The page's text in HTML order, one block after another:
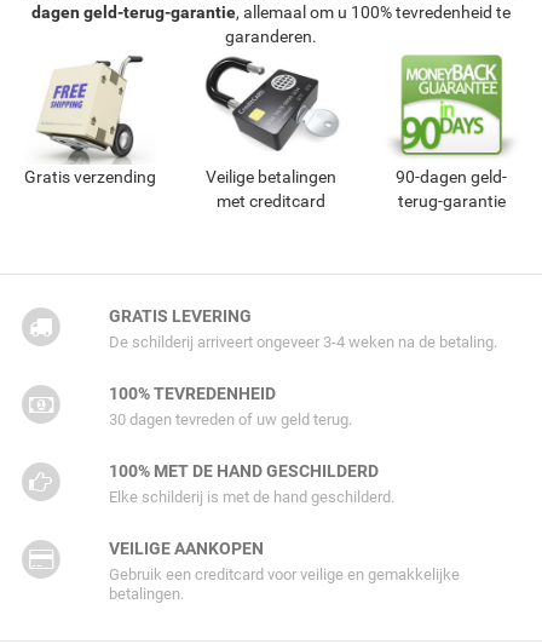
dagen geld-terug-garantie, allemaal om u 100% tevredenheid te
garanderen.
Gratis verzending
Veilige betalingen
met creditcard
90-dagen geld-
terug-garantie
GRATIS LEVERING
De schilderij arriveert ongeveer 3-4 weken na de betaling.
100% TEVREDENHEID
30 dagen tevreden of uw geld terug.
100% MET DE HAND GESCHILDERD
Elke schilderij is met de hand geschilderd.
VEILIGE AANKOPEN
Gebruik een creditcard voor veilige en gemakkelijke
betalingen.